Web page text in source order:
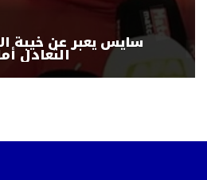
سايس يعبر عن خيبة
التعادل